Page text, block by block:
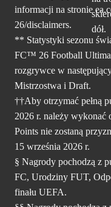
informacji na stronie
26/disclaimers.
** Statystyki sezonu
FC™ 26 Football
rozgrywce w
Mistrzostwa i Draft.
††Aby otrzymać pełną
2026 r. należy wykonać
Points nie zostaną
15 września 2026 r.
§ Nagrody pochodzą z
FC, Urodziny FUT,
finału UEFA.